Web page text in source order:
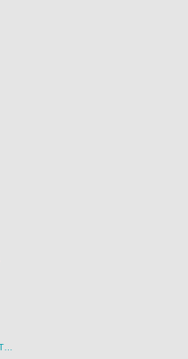
KÖZVETLEN TENGERPARTI SZÁLLÁSOK